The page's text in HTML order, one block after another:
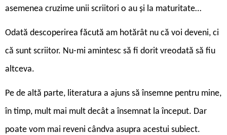
asemenea cruzime unii scriitori o au și la maturitate…
Odată descoperirea făcută am hotărât nu că voi deveni, ci
că sunt scriitor. Nu-mi amintesc să fi dorit vreodată să fiu
altceva.
Pe de altă parte, literatura a ajuns să însemne pentru mine,
în timp, mult mai mult decât a însemnat la început. Dar
poate vom mai reveni cândva asupra acestui subiect.